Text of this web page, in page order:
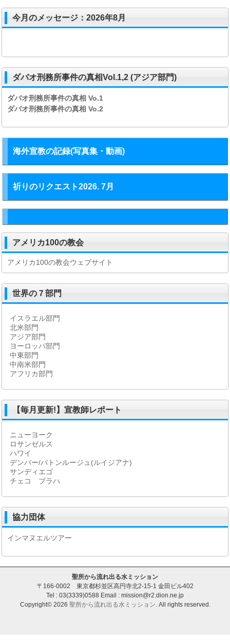
今月のメッセージ：2026年8月
ダバオ刑務所事件の真相Vol.1,2 (アジア部門)
ダバオ刑務所事件の真相Vo.1
ダバオ刑務所事件の真相Vo.2
海外宣教の記録(写真集・動画)
祈りのリクエスト2026. 7月
アメリカ100の教会
アメリカ100の教会ウェブサイト
世界の７部門
イスラエル部門
北米部門
アジア部門
ヨーロッパ部門
中東部門
中南米部門
アフリカ部門
【毎月更新!】宣教師レポート
ニューヨーク
ロサンゼルス
ハワイ
デンバー/バトンルージュ(ルイジアナ)
サンディエゴ
チェコ プラハ
協力団体
インマヌエルツアー
聖所から流れ出る水ミッション
〒166-0002 東京都杉並区高円寺北2-15-1 金田ビル402
Tel : 03(3339)0588 Email : mission@r2.dion.ne.jp
Copyright© 2026 聖所から流れ出る水ミッション. All rights reserved.